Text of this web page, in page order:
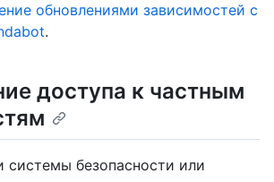
обновлениями зависимостей с
.
доступа к частным
системы безопасности или